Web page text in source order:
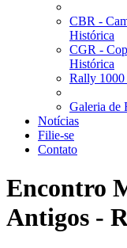
CBR -
Histórica
CGR -
Histórica
Rally 1000
Galeria de
Notícias
Filie-se
Contato
Encontro
Antigos -